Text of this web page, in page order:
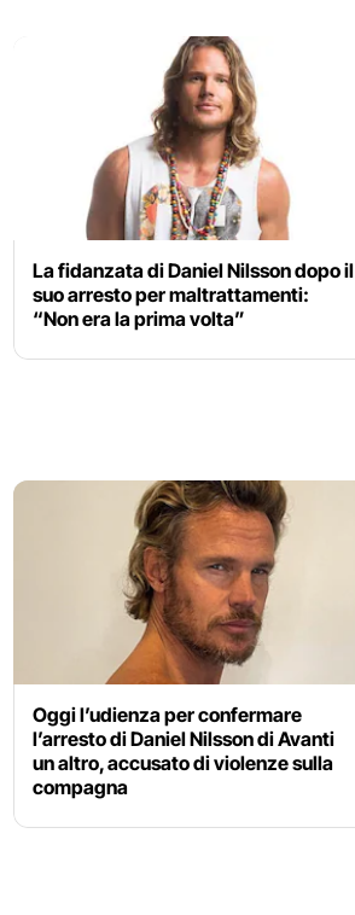
La fidanzata di Daniel Nilsson dopo il
suo arresto per maltrattamenti:
“Non era la prima volta”
Oggi l’udienza per confermare
l’arresto di Daniel Nilsson di Avanti
un altro, accusato di violenze sulla
compagna